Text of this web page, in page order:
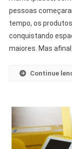
pessoas
tempo, os
conquistando
maiores. Mas
Continue